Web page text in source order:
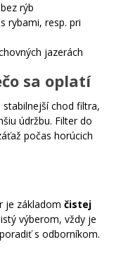
rýb
rybami, resp. pri
jazerách
sa oplatí
chod filtra,
údržbu. Filter do
počas horúcich
je základom čistej
výberom, vždy je
s odborníkom.